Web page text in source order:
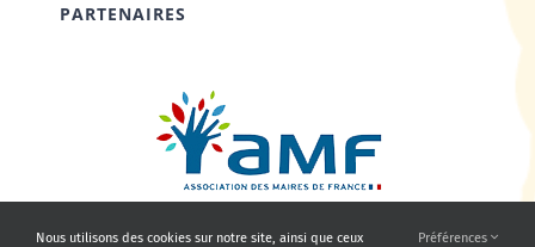
PARTENAIRES
Nous utilisons des cookies sur notre site, ainsi que ceux Préférences